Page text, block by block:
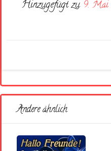
Hinzugefügt zu 9.
Andere ähnlich